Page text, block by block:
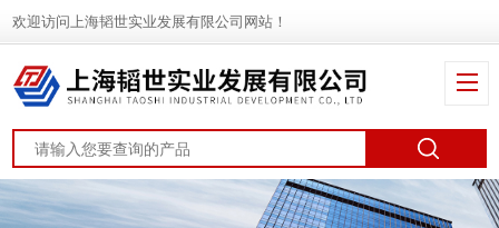
欢迎访问上海韬世实业发展有限公司网站！